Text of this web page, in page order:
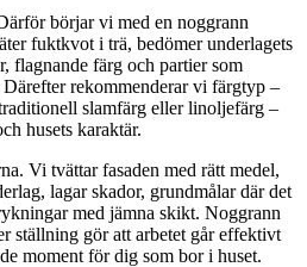
börjar vi med en noggrann
fuktkvot i trä, bedömer underlagets
flagnande färg och partier som
rekommenderar vi färgtyp –
slamfärg eller linoljefärg –
husets karaktär.
Vi tvättar fasaden med rätt medel,
lagar skador, grundmålar där det
med jämna skikt. Noggrann
ställning gör att arbetet går effektivt
moment för dig som bor i huset.